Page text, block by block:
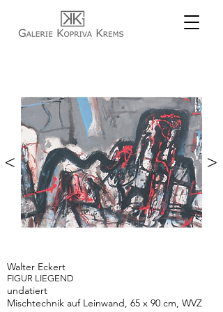
< >
Walter Eckert
FIGUR LIEGEND
undatiert
Mischtechnik auf Leinwand, 65 x 90 cm, WVZ